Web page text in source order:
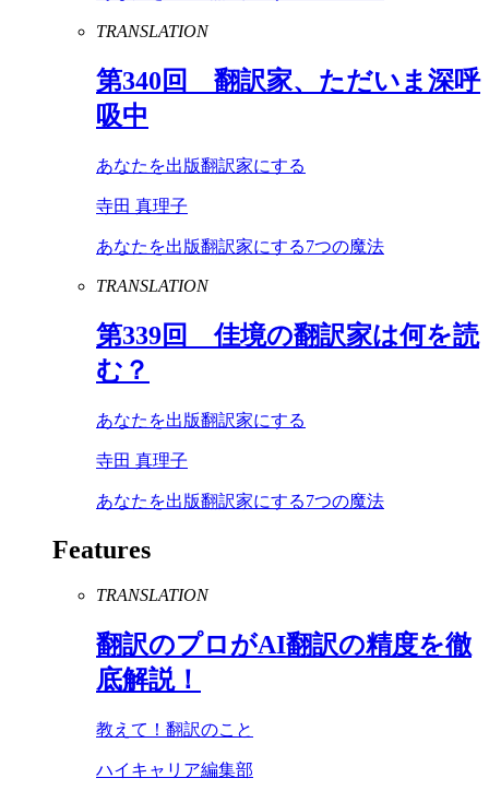
TRANSLATION
第340回 翻訳家、ただいま深呼
吸中
あなたを出版翻訳家にする
寺田 真理子
あなたを出版翻訳家にする7つの魔法
TRANSLATION
第339回 佳境の翻訳家は何を読
む？
あなたを出版翻訳家にする
寺田 真理子
あなたを出版翻訳家にする7つの魔法
Features
TRANSLATION
翻訳のプロがAI翻訳の精度を徹
底解説！
教えて！翻訳のこと
ハイキャリア編集部